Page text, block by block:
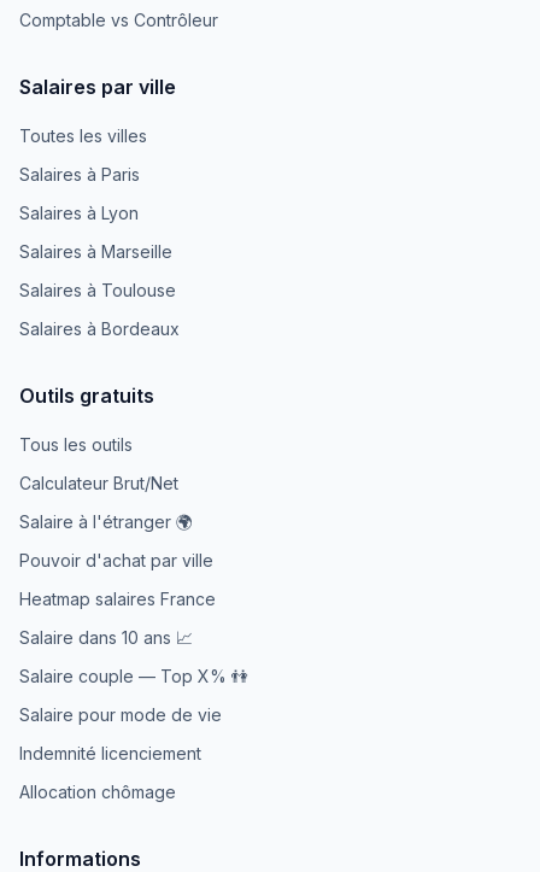
Comptable vs Contrôleur
Salaires par ville
Toutes les villes
Salaires à Paris
Salaires à Lyon
Salaires à Marseille
Salaires à Toulouse
Salaires à Bordeaux
Outils gratuits
Tous les outils
Calculateur Brut/Net
Salaire à l'étranger 🌍
Pouvoir d'achat par ville
Heatmap salaires France
Salaire dans 10 ans 📈
Salaire couple — Top X% 👫
Salaire pour mode de vie
Indemnité licenciement
Allocation chômage
Informations